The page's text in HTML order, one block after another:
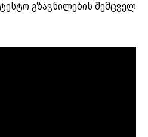
გზავნილების შემცველ